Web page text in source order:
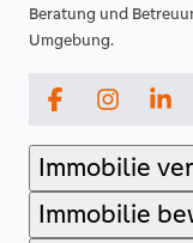
Beratung und
Umgebung.
FacebookInstagram
Immobilie
Immobilie